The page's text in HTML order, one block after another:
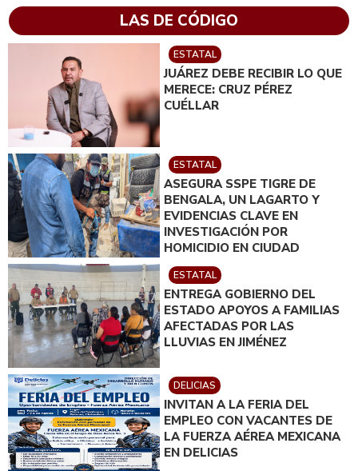
LAS DE CÓDIGO
ESTATAL
JUÁREZ DEBE RECIBIR LO QUE
MERECE: CRUZ PÉREZ
CUÉLLAR
ESTATAL
ASEGURA SSPE TIGRE DE
BENGALA, UN LAGARTO Y
EVIDENCIAS CLAVE EN
INVESTIGACIÓN POR
HOMICIDIO EN CIUDAD
JUÁREZ; EN CATEO
INSTRUIDO POR GILBERTO
LOYA
ESTATAL
ENTREGA GOBIERNO DEL
ESTADO APOYOS A FAMILIAS
AFECTADAS POR LAS
LLUVIAS EN JIMÉNEZ
DELICIAS
INVITAN A LA FERIA DEL
EMPLEO CON VACANTES DE
LA FUERZA AÉREA MEXICANA
EN DELICIAS